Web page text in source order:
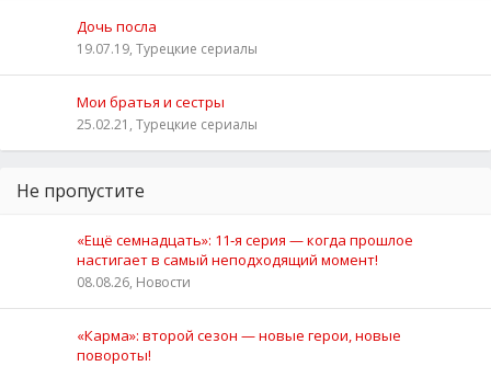
Дочь посла
19.07.19, Турецкие сериалы
Мои братья и сестры
25.02.21, Турецкие сериалы
Не пропустите
«Ещё семнадцать»: 11‑я серия — когда прошлое
настигает в самый неподходящий момент!
08.08.26, Новости
«Карма»: второй сезон — новые герои, новые
повороты!